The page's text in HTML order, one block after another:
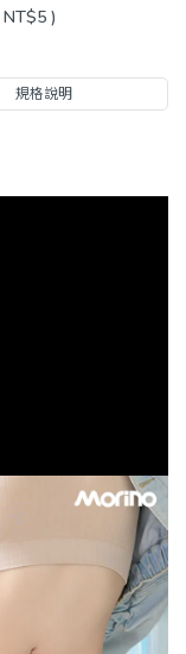
NT$5 )
規格說明